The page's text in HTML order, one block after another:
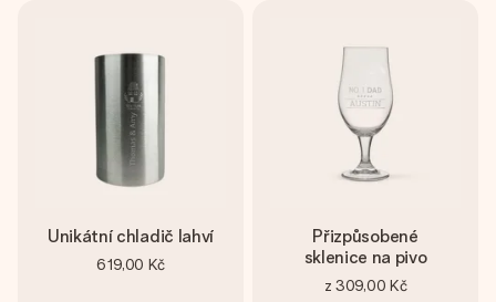
Unikátní chladič lahví
619,00 Kč
Přizpůsobené
sklenice na pivo
z 309,00 Kč